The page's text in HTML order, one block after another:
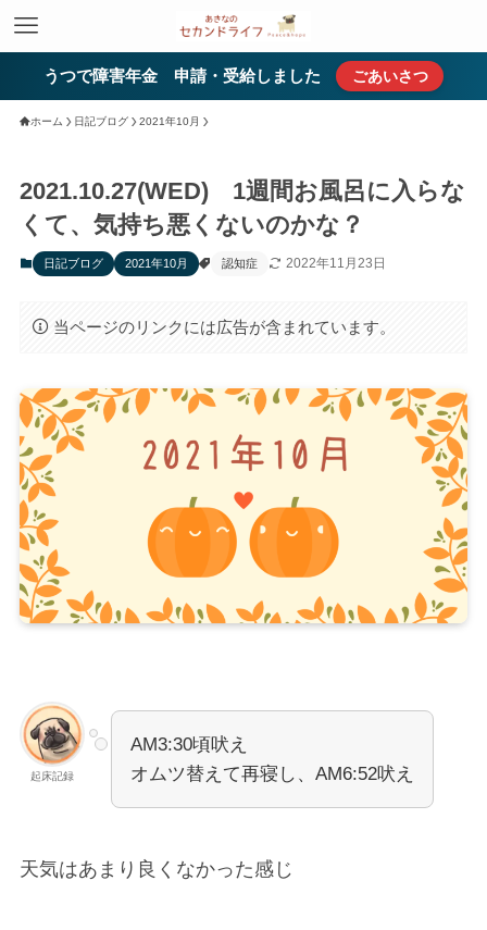
うつで障害年金 申請・受給しました ごあいさつ
ホーム 日記ブログ 2021年10月
2021.10.27(WED) 1週間お風呂に入らな
くて、気持ち悪くないのかな？
日記ブログ 2021年10月 認知症 2022年11月23日
当ページのリンクには広告が含まれています。
起床記録
AM3:30頃吠え
オムツ替えて再寝し、AM6:52吠え
天気はあまり良くなかった感じ